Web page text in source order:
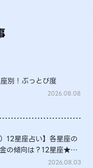
別！ぶっとび度
2026.08.08
12星座占い】各星座の
の傾向は？12星座★徹
2026.08.03